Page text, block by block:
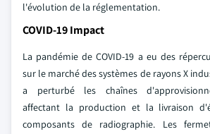
l'évolution de la réglementation.
COVID-19 Impact
La pandémie de COVID-19 a eu des
sur le marché des systèmes de rayons X
a perturbé les chaînes
affectant la production et la livraison
composants de radiographie. Les